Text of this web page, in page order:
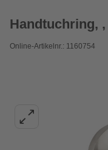
Handtuchring,
Online-Artikelnr.: 1160754